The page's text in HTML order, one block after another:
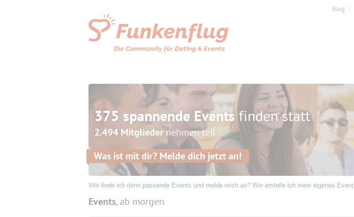
Blog
375 spannende Eventsfinden statt
2.494 Mitgliedernehmen teil
Was ist mit dir? Melde dich jetzt an!
Wie finde ich denn passende Events und melde mich an? Wie erstelle ich mein eigenes Event
Events, ab morgen